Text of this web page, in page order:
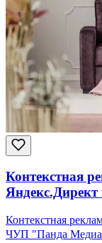
Контекстная
Яндекс.Директ
Контекстная
ЧУП "Панда